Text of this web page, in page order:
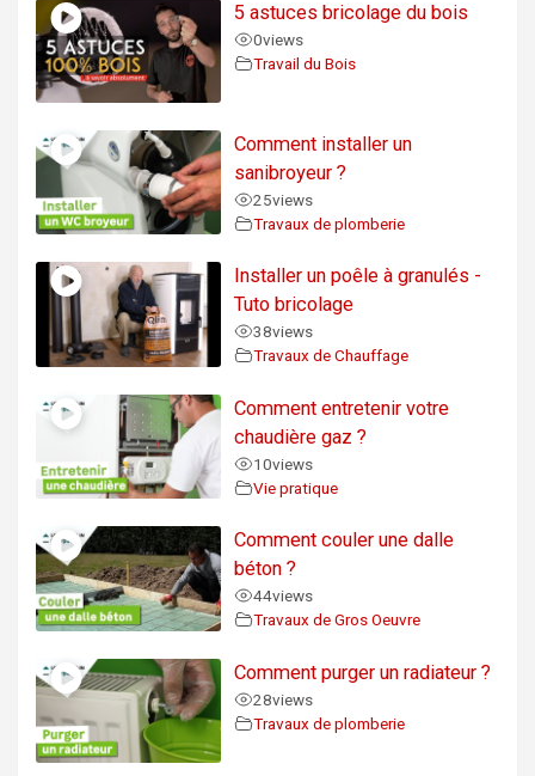
5 astuces bricolage du bois
0views
Travail du Bois
Comment installer un
sanibroyeur ?
25views
Travaux de plomberie
Installer un poêle à granulés -
Tuto bricolage
38views
Travaux de Chauffage
Comment entretenir votre
chaudière gaz ?
10views
Vie pratique
Comment couler une dalle
béton ?
44views
Travaux de Gros Oeuvre
Comment purger un radiateur ?
28views
Travaux de plomberie